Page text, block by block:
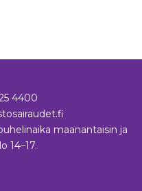
4400
maanantaisin ja
14–17.